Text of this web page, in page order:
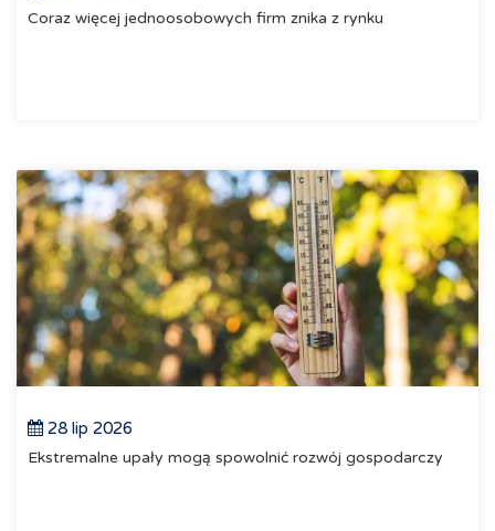
Coraz więcej jednoosobowych firm znika z rynku
28 lip 2026
Ekstremalne upały mogą spowolnić rozwój gospodarczy